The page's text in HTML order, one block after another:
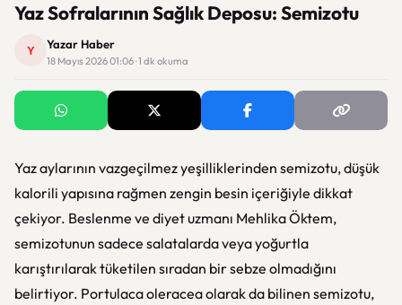
Yaz Sofralarının Sağlık Deposu: Semizotu
Y Yazar Haber
18 Mayıs 2026 01:06 · 1 dk okuma
Yaz aylarının vazgeçilmez yeşilliklerinden semizotu, düşük
kalorili yapısına rağmen zengin besin içeriğiyle dikkat
çekiyor. Beslenme ve diyet uzmanı Mehlika Öktem,
semizotunun sadece salatalarda veya yoğurtla
karıştırılarak tüketilen sıradan bir sebze olmadığını
belirtiyor. Portulaca oleracea olarak da bilinen semizotu,